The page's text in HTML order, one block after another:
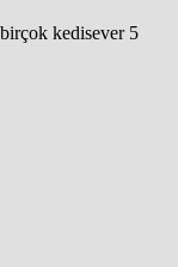
kedisever 5